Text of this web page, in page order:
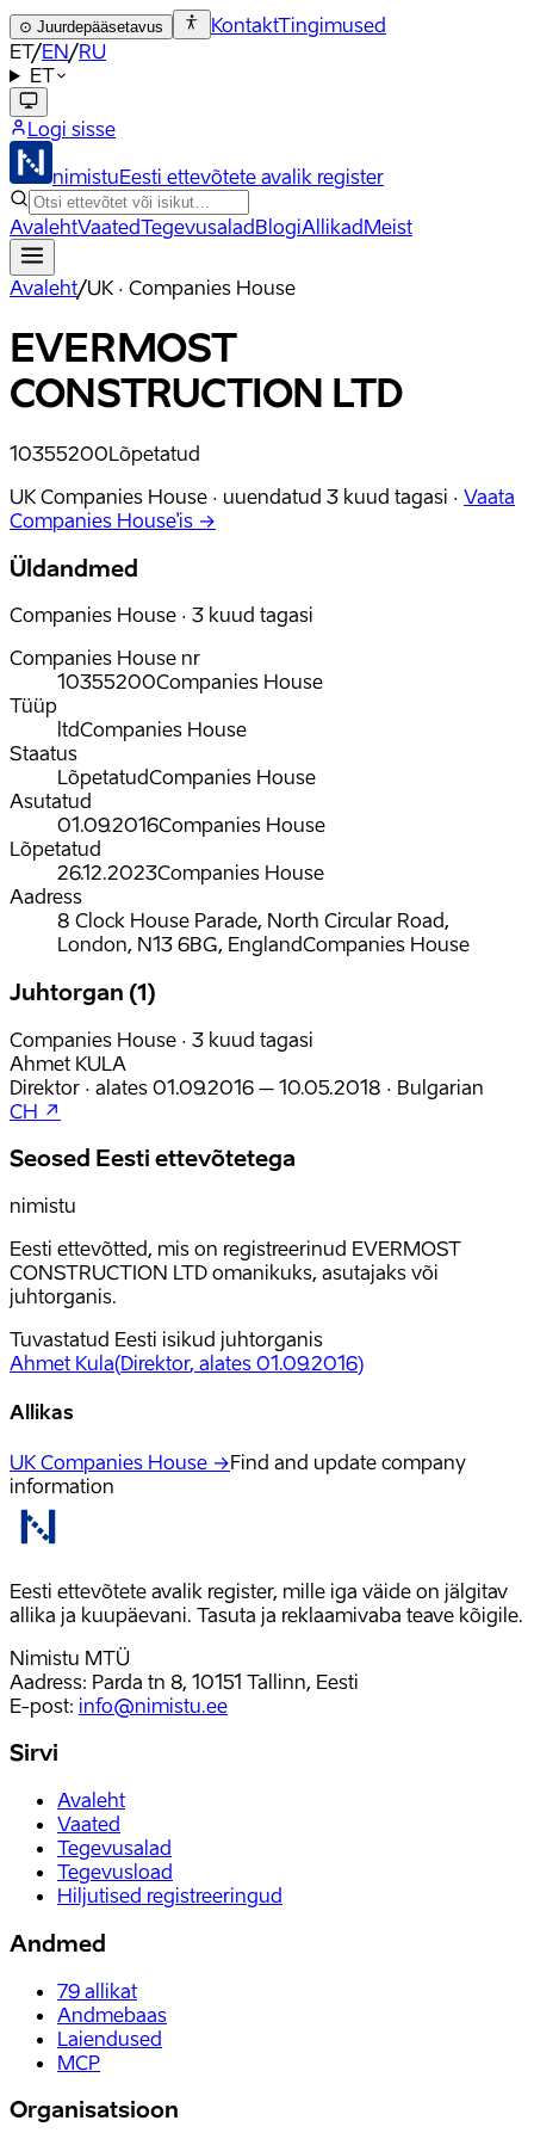
⊙ Juurdepääsetavus KontaktTingimused
ET/EN/RU
ET
Logi sisse
nimistuEesti ettevõtete avalik register
AvalehtVaatedTegevusaladBlogiAllikadMeist
Avaleht/UK · Companies House
EVERMOST
CONSTRUCTION LTD
10355200Lõpetatud
UK Companies House · uuendatud 3 kuud tagasi · Vaata
Companies House'is →
Üldandmed
Companies House · 3 kuud tagasi
Companies House nr
10355200Companies House
Tüüp
ltdCompanies House
Staatus
LõpetatudCompanies House
Asutatud
01.09.2016Companies House
Lõpetatud
26.12.2023Companies House
Aadress
8 Clock House Parade, North Circular Road,
London, N13 6BG, EnglandCompanies House
Juhtorgan (1)
Companies House · 3 kuud tagasi
Ahmet KULA
Direktor · alates 01.09.2016 – 10.05.2018 · Bulgarian
CH ↗
Seosed Eesti ettevõtetega
nimistu
Eesti ettevõtted, mis on registreerinud EVERMOST
CONSTRUCTION LTD omanikuks, asutajaks või
juhtorganis.
Tuvastatud Eesti isikud juhtorganis
Ahmet Kula(Direktor, alates 01.09.2016)
Allikas
UK Companies House →Find and update company
information
Eesti ettevõtete avalik register, mille iga väide on jälgitav
allika ja kuupäevani. Tasuta ja reklaamivaba teave kõigile.
Nimistu MTÜ
Aadress: Parda tn 8, 10151 Tallinn, Eesti
E-post: info@nimistu.ee
Sirvi
Avaleht
Vaated
Tegevusalad
Tegevusload
Hiljutised registreeringud
Andmed
79 allikat
Andmebaas
Laiendused
MCP
Organisatsioon